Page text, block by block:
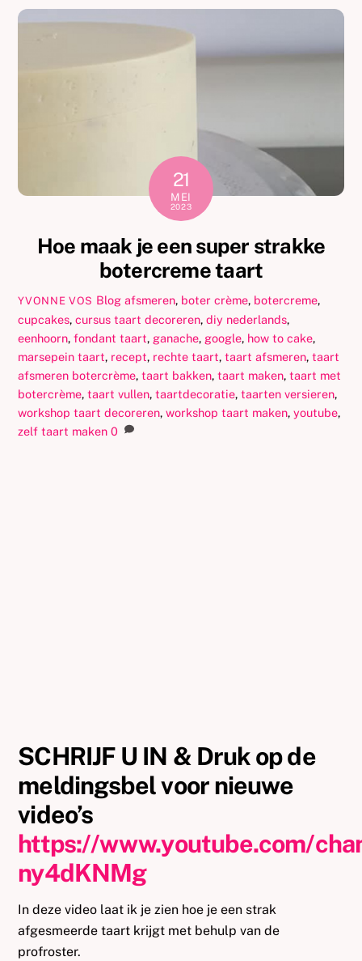
21
MEI
2023
Hoe maak je een super strakke
botercreme taart
YVONNE VOS Blog afsmeren, boter crème, botercreme,
cupcakes,cursus taart decoreren,diy nederlands,
eenhoorn,fondant taart, ganache, google, how to cake,
marsepein taart, recept, rechte taart,taart afsmeren,taart
afsmeren botercrème,taart bakken,taart maken,taart met
botercrème,taart vullen,taartdecoratie,taarten versieren,
workshop taart decoreren,workshop taart maken,youtube,
zelf taart maken 0
SCHRIJF U IN & Druk op de
meldingsbel voor nieuwe
video’s
https://www.youtube.com/
ny4dKNMg
In deze video laat ik je zien hoe je een strak
afgesmeerde taart krijgt met behulp van de
profroster.